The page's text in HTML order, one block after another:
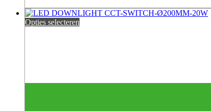
Opties selecteren